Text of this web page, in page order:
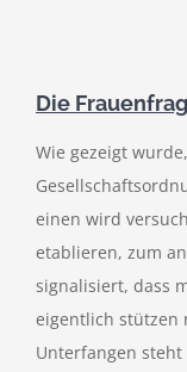
Die
Wie gezeigt
einen wird
etablieren, zum
signalisiert, dass
eigentlich stützen
Unterfangen steht